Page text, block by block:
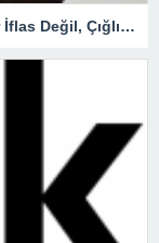
“Her Gün 252 Kepenk Kapanıyor… Bu Bir İflas Değil, Çığlıktır!”